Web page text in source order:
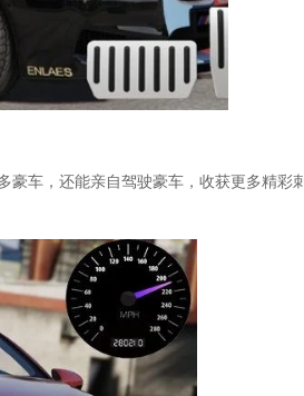
豪车，还能亲自驾驶豪车，收获更多精彩